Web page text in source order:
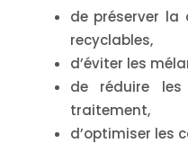
de préserver
recyclables,
d’éviter les
de réduire
traitement,
d’optimiser les